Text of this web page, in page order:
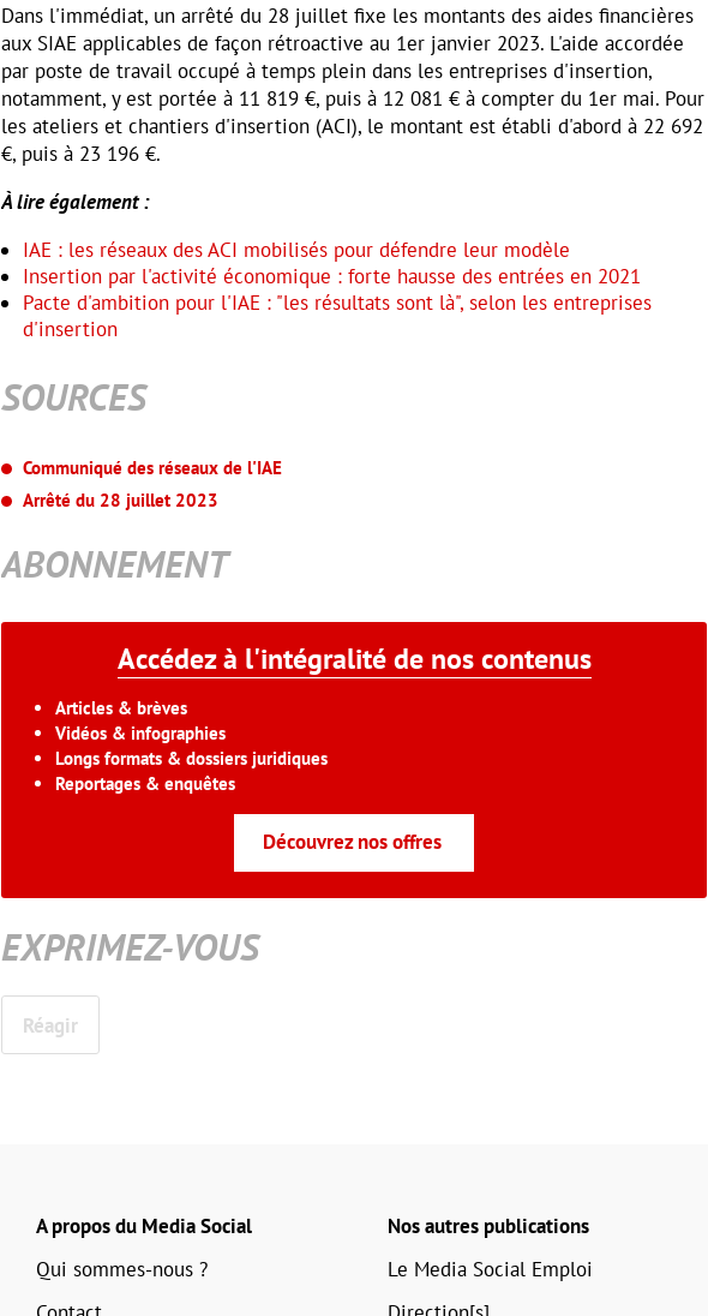
Dans l'immédiat, un arrêté du 28 juillet fixe les montants des aides financières
aux SIAE applicables de façon rétroactive au 1er janvier 2023. L'aide accordée
par poste de travail occupé à temps plein dans les entreprises d'insertion,
notamment, y est portée à 11 819 €, puis à 12 081 € à compter du 1er mai. Pour
les ateliers et chantiers d'insertion (ACI), le montant est établi d'abord à 22 692
€, puis à 23 196 €.
À lire également :
IAE : les réseaux des ACI mobilisés pour défendre leur modèle
Insertion par l'activité économique : forte hausse des entrées en 2021
Pacte d'ambition pour l'IAE : "les résultats sont là", selon les entreprises
d'insertion
SOURCES
Communiqué des réseaux de l'IAE
Arrêté du 28 juillet 2023
ABONNEMENT
Accédez à l'intégralité de nos contenus
Articles & brèves
Vidéos & infographies
Longs formats & dossiers juridiques
Reportages & enquêtes
Découvrez nos offres
EXPRIMEZ-VOUS
Réagir
A propos du Media Social
Qui sommes-nous ?
Nos autres publications
Le Media Social Emploi